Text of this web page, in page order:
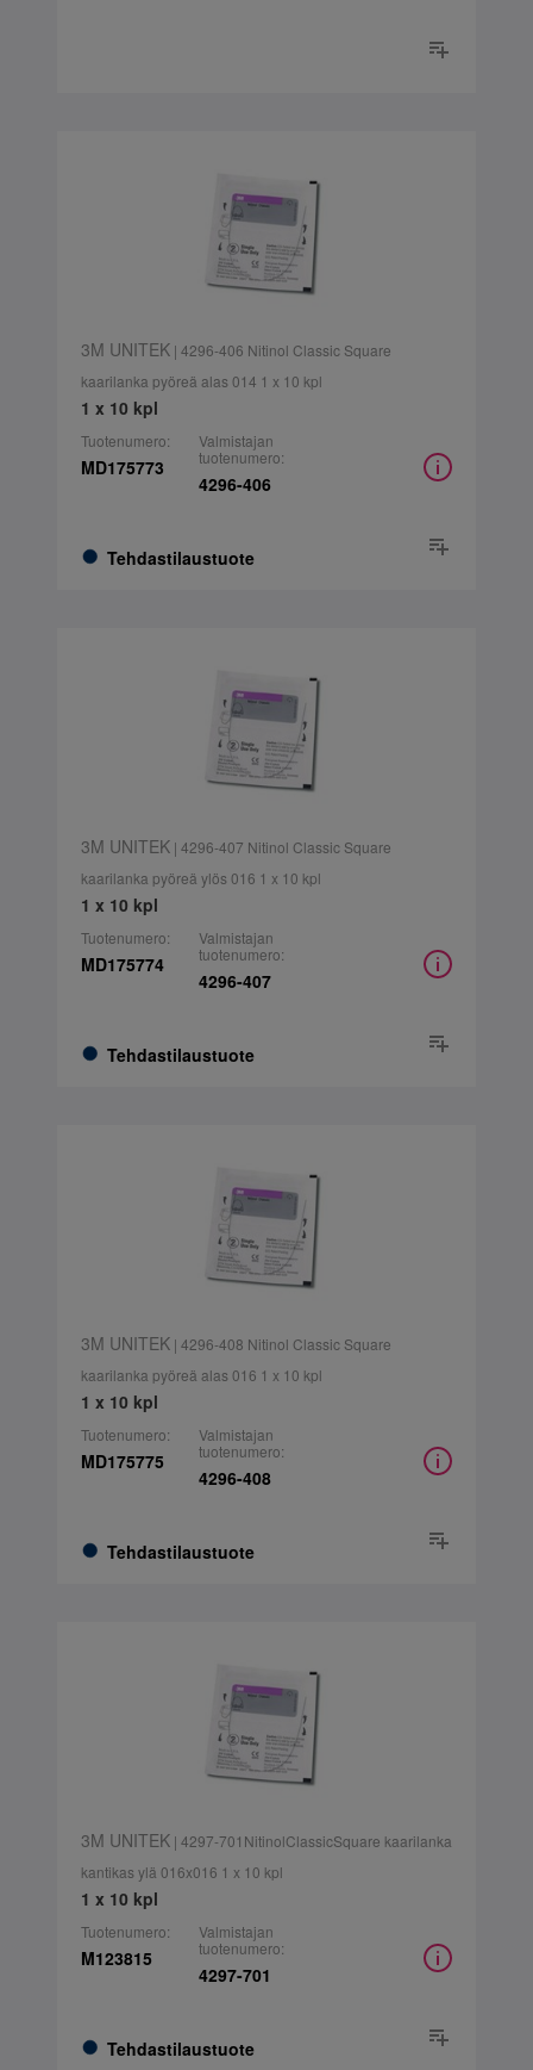
3M UNITEK| 4296-406 Nitinol Classic Square
kaarilanka pyöreä alas 014 1 x 10 kpl
1 x 10 kpl
Tuotenumero:
MD175773
Tehdastilaustuote
Valmistajan
tuotenumero:
4296-406
3M UNITEK| 4296-407 Nitinol Classic Square
kaarilanka pyöreä ylös 016 1 x 10 kpl
1 x 10 kpl
Tuotenumero:
MD175774
Tehdastilaustuote
Valmistajan
tuotenumero:
4296-407
3M UNITEK| 4296-408 Nitinol Classic Square
kaarilanka pyöreä alas 016 1 x 10 kpl
1 x 10 kpl
Tuotenumero:
MD175775
Tehdastilaustuote
Valmistajan
tuotenumero:
4296-408
3M UNITEK| 4297-701NitinolClassicSquare kaarilanka
kantikas ylä 016x016 1 x 10 kpl
1 x 10 kpl
Tuotenumero:
M123815
Tehdastilaustuote
Valmistajan
tuotenumero:
4297-701